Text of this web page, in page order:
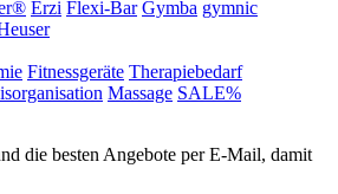
Erzi Flexi-Bar Gymba gymnic
Fitnessgeräte Therapiebedarf
Massage SALE%
die besten Angebote per E-Mail, damit